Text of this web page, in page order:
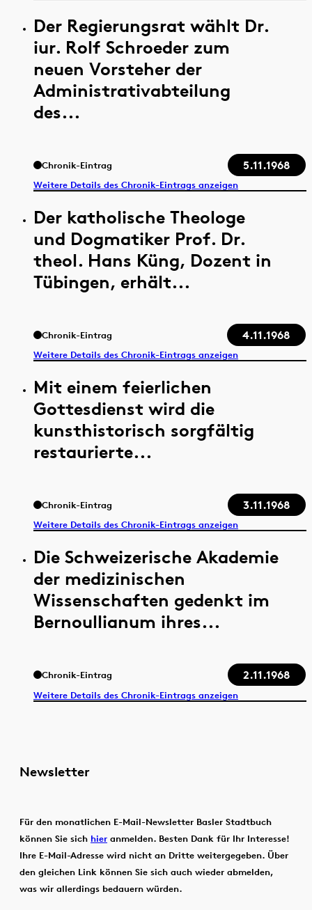
Der Regierungsrat wählt Dr.
iur. Rolf Schroeder zum
neuen Vorsteher der
Administrativabteilung
des...
Chronik-Eintrag 5.11.1968
Weitere Details des Chronik-Eintrags anzeigen
Der katholische Theologe
und Dogmatiker Prof. Dr.
theol. Hans Küng, Dozent in
Tübingen, erhält...
Chronik-Eintrag 4.11.1968
Weitere Details des Chronik-Eintrags anzeigen
Mit einem feierlichen
Gottesdienst wird die
kunsthistorisch sorgfältig
restaurierte...
Chronik-Eintrag 3.11.1968
Weitere Details des Chronik-Eintrags anzeigen
Die Schweizerische Akademie
der medizinischen
Wissenschaften gedenkt im
Bernoullianum ihres...
Chronik-Eintrag 2.11.1968
Weitere Details des Chronik-Eintrags anzeigen
Newsletter
Für den monatlichen E-Mail-Newsletter Basler Stadtbuch
können Sie sich hier anmelden. Besten Dank für Ihr Interesse!
Ihre E-Mail-Adresse wird nicht an Dritte weitergegeben. Über
den gleichen Link können Sie sich auch wieder abmelden,
was wir allerdings bedauern würden.